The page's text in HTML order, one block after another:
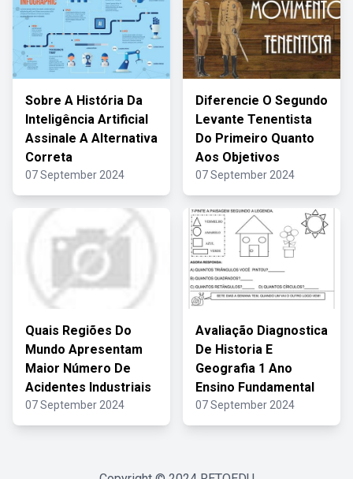
Sobre A História Da
Inteligência Artificial
Assinale A Alternativa
Correta
07 September 2024
Diferencie O Segundo
Levante Tenentista
Do Primeiro Quanto
Aos Objetivos
07 September 2024
Quais Regiões Do
Mundo Apresentam
Maior Número De
Acidentes Industriais
07 September 2024
Avaliação Diagnostica
De Historia E
Geografia 1 Ano
Ensino Fundamental
07 September 2024